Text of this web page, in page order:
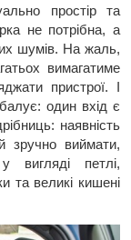
простір та
не потрібна, а
шумів. На жаль,
вимагатиме
пристрої. І
один вхід є
наявність
зручно виймати,
вигляді петлі,
та великі кишені